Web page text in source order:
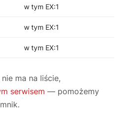
w tym EX:1
w tym EX:1
w tym EX:1
ma na liście,
serwisem — pomożemy